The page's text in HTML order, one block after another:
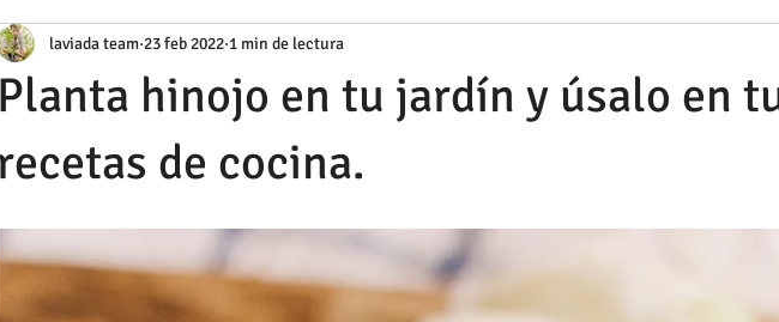
Mascotas Huerta Maquinaria
Barbacoas
Planta hinojo en tu jardín y úsalo en
recetas de cocina.
laviada team 23 feb 2022 1 min de lectura